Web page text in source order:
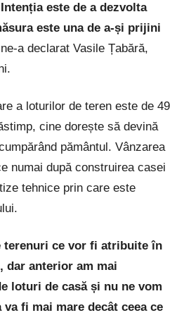
este de a dezvolta
este una de a-și prijini
a declarat Vasile Țabără,
a loturilor de teren este de 49
cine dorește să devină
pământul. Vânzarea
numai după construirea casei
tehnice prin care este
terenuri ce vor fi atribuite în
dar anterior am mai
loturi de casă și nu ne vom
fi mai mare decât ceea ce